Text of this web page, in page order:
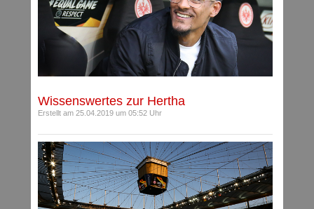
Wissenswertes zur Hertha
Erstellt am 25.04.2019 um 05:52 Uhr